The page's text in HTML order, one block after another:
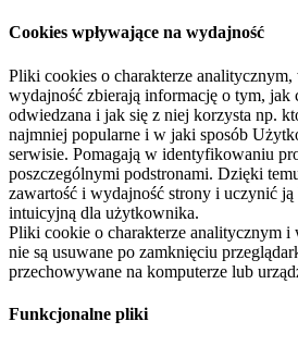
Cookies wpływające na wydajność
Pliki cookies o charakterze analitycznym,
wydajność zbierają informację o tym, jak
odwiedzana i jak się z niej korzysta np.
najmniej popularne i w jaki sposób
serwisie. Pomagają w identyfikowaniu
poszczególnymi podstronami. Dzięki
zawartość i wydajność strony i uczynić
intuicyjną dla użytkownika.
Pliki cookie o charakterze analitycznym i
nie są usuwane po zamknięciu
przechowywane na komputerze lub
Funkcjonalne pliki